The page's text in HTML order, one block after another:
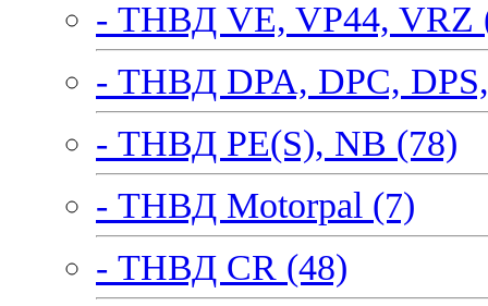
- ТНВД VE, VP44, VRZ
- ТНВД DPA, DPC,
- ТНВД PE(S), NB (78)
- ТНВД Motorpal (7)
- ТНВД CR (48)